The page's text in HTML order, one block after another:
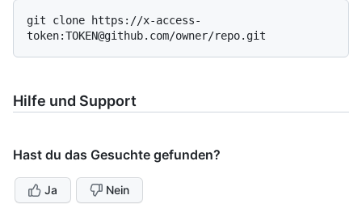
git clone https://x-access-
Hilfe und Support
Hast du das Gesuchte gefunden?
Ja Nein